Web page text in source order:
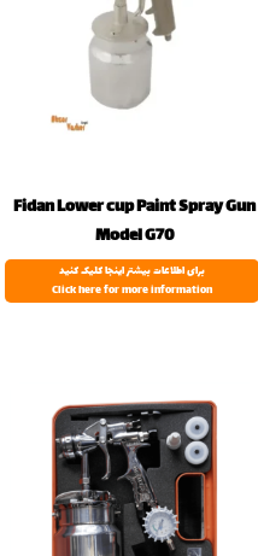
Fidan Lower cup Paint Spray Gun
Model G70
برای اطلاعات بیشتر اینجا کلیک کنید
Click here for more information